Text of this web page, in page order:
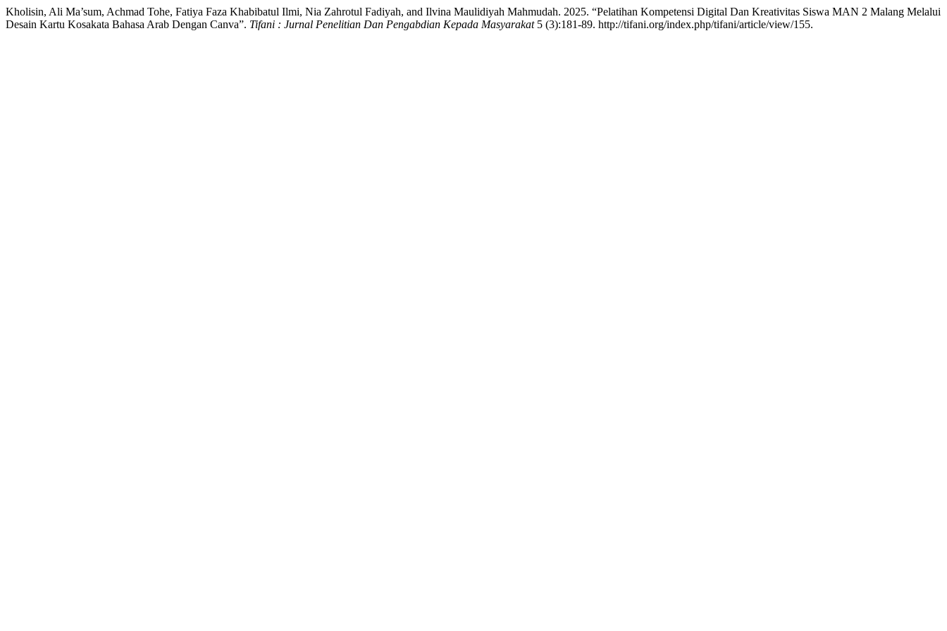
Kholisin, Ali Ma’sum, Achmad Tohe, Fatiya Faza Khabibatul Ilmi, Nia Zahrotul Fadiyah, and Ilvina Maulidiyah Mahmudah. 2025. “Pelatihan Kompetensi Digital Dan Kreativitas Siswa MAN 2 Malang Melalui
Desain Kartu Kosakata Bahasa Arab Dengan Canva”. Tifani : Jurnal Penelitian Dan Pengabdian Kepada Masyarakat5 (3):181-89. http://tifani.org/index.php/tifani/article/view/155.